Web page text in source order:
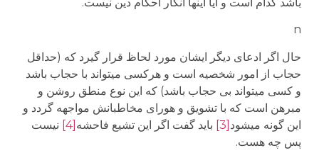
n
حال اگر ادعای دیگر ایشان مورد لحاظ قرار گیرد که (حداقل
حجاب از امور شخصیه است و هرکسی می­تواند با حجاب باشد
و کسی می­تواند بی حجاب باشد) که این نوع منطق روشن و
مبرهن است که با تشویق و هورای مخاطبانش مواجهه گردد و
این گونه می­شود [3] باید گفت اگر این تشیع فاحشه [4]
نیست
پس چه هست.